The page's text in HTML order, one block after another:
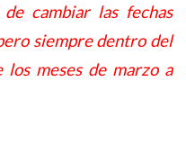
cambiar las fechas
siempre dentro del
meses de marzo a